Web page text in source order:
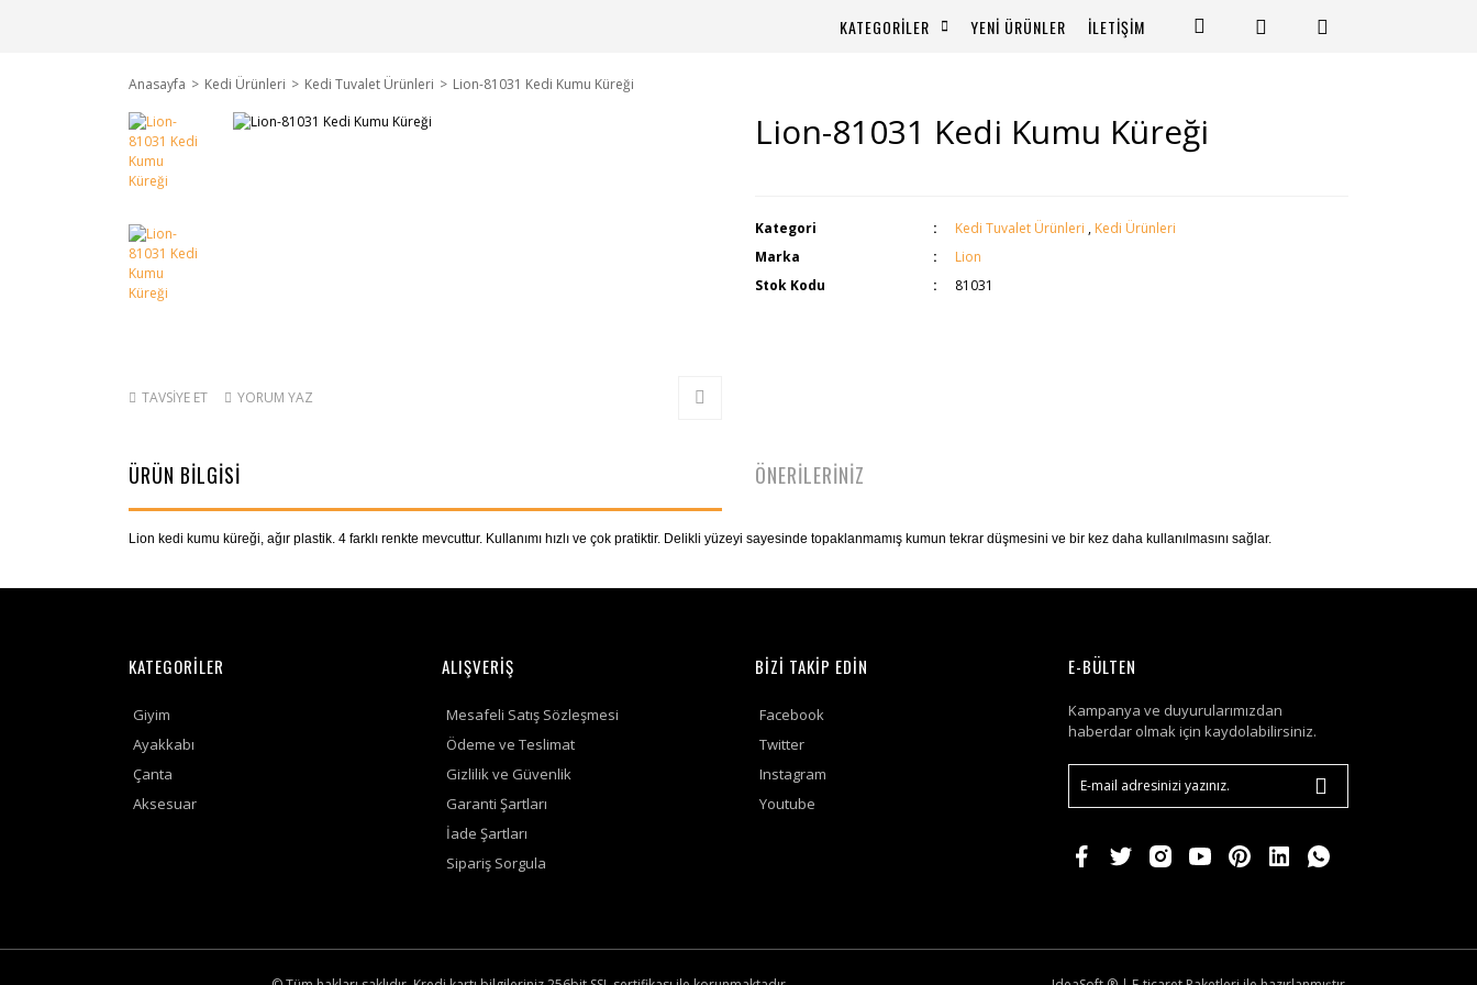
KATEGORİLER YENİ ÜRÜNLER İLETİŞİM
Anasayfa Kedi Ürünleri Kedi Tuvalet Ürünleri Lion-81031 Kedi Kumu Küreği
TAVSİYE ET YORUM YAZ
Lion-81031 Kedi Kumu Küreği
Kategori Kedi Tuvalet Ürünleri , Kedi Ürünleri
Marka
Lion
Stok Kodu
81031
ÜRÜN BİLGİSİ
Lion kedi kumu küreği, ağır plastik. 4 farklı renkte mevcuttur. Kullanımı hızlı ve çok pratiktir. Delikli yüzeyi sayesinde topaklanmamış kumun tekrar düşmesini ve bir kez daha kullanılmasını sağlar.
ÖNERİLERİNİZ
KATEGORİLER
Giyim
Ayakkabı
Çanta
Aksesuar
ALIŞVERİŞ
Mesafeli Satış Sözleşmesi
Ödeme ve Teslimat
Gizlilik ve Güvenlik
Garanti Şartları
İade Şartları
Sipariş Sorgula
BİZİ TAKİP EDİN
Facebook
Twitter
Instagram
Youtube
E-BÜLTEN
Kampanya ve duyurularımızdan
haberdar olmak için kaydolabilirsiniz.